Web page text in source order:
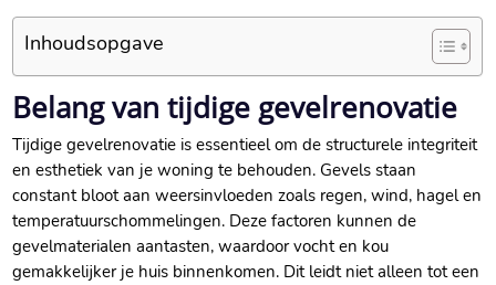
Inhoudsopgave
Belang van tijdige gevelrenovatie
Tijdige gevelrenovatie is essentieel om de structurele integriteit
en esthetiek van je woning te behouden.​ Gevels staan
constant bloot aan weersinvloeden zoals regen, wind, hagel en
temperatuurschommelingen.​ Deze factoren kunnen de
gevelmaterialen aantasten, waardoor vocht en kou
gemakkelijker je huis binnenkomen.​ Dit leidt niet alleen tot een